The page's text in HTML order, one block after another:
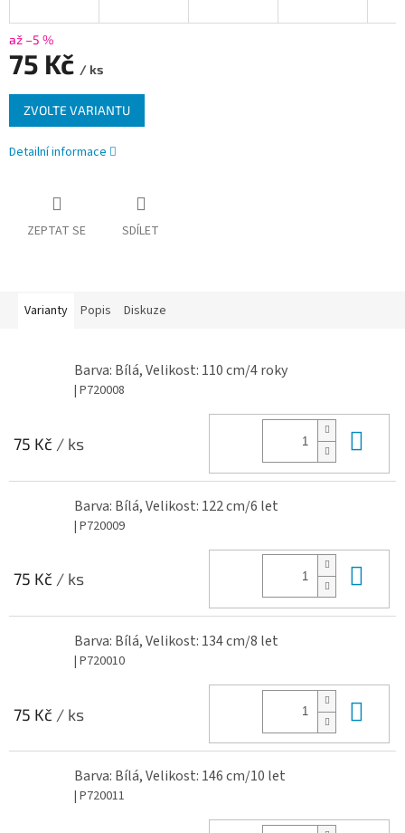
až –5 %
75 Kč / ks
Měrná
cena:
ZVOLTE VARIANTU
Detailní informace
ZEPTAT SE SDÍLET
Varianty Popis Diskuze
Barva: Bílá, Velikost: 110 cm/4 roky
| P720008
75 Kč / ks
Barva: Bílá, Velikost: 122 cm/6 let
| P720009
75 Kč / ks
Barva: Bílá, Velikost: 134 cm/8 let
| P720010
75 Kč / ks
Barva: Bílá, Velikost: 146 cm/10 let
| P720011